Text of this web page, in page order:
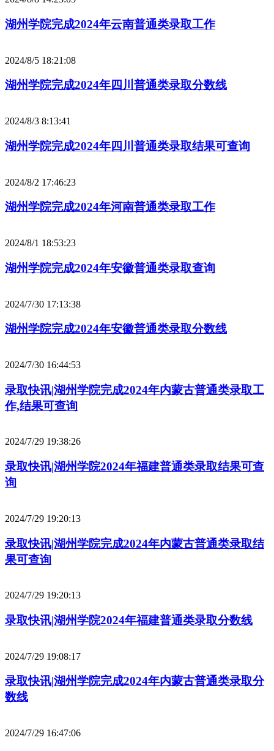
湖州学院完成2024年云南普通类录取工作
2024/8/5 18:21:08
湖州学院完成2024年四川普通类录取分数线
2024/8/3 8:13:41
湖州学院完成2024年四川普通类录取结果可查询
2024/8/2 17:46:23
湖州学院完成2024年河南普通类录取工作
2024/8/1 18:53:23
湖州学院完成2024年安徽普通类录取查询
2024/7/30 17:13:38
湖州学院完成2024年安徽普通类录取分数线
2024/7/30 16:44:53
录取快讯|湖州学院完成2024年内蒙古普通类录取工
作,结果可查询
2024/7/29 19:38:26
录取快讯|湖州学院2024年福建普通类录取结果可查
询
2024/7/29 19:20:13
录取快讯|湖州学院完成2024年内蒙古普通类录取结
果可查询
2024/7/29 19:20:13
录取快讯|湖州学院2024年福建普通类录取分数线
2024/7/29 19:08:17
录取快讯|湖州学院完成2024年内蒙古普通类录取分
数线
2024/7/29 16:47:06